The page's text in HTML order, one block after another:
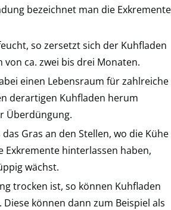
bezeichnet man die Exkremente
so zersetzt sich der Kuhfladen
von ca. zwei bis drei Monaten.
einen Lebensraum für zahlreiche
derartigen Kuhfladen herum
Überdüngung.
das Gras an den Stellen, wo die Kühe
Exkremente hinterlassen haben,
wächst.
trocken ist, so können Kuhfladen
können dann zum Beispiel als